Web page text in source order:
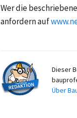
Wer die
anfordern auf
Dieser
Über